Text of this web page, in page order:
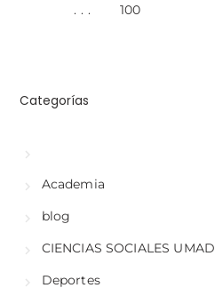
...
100
Categorías
Academia
blog
CIENCIAS SOCIALES UMAD
Deportes